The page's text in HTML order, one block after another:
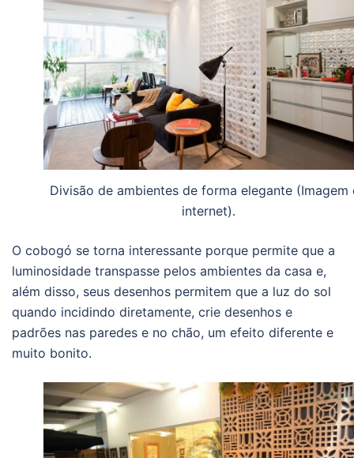
Divisão de ambientes de forma elegante (Imagem
internet).
O cobogó se torna interessante porque permite que a
luminosidade transpasse pelos ambientes da casa e,
além disso, seus desenhos permitem que a luz do sol
quando incidindo diretamente, crie desenhos e
padrões nas paredes e no chão, um efeito diferente e
muito bonito.